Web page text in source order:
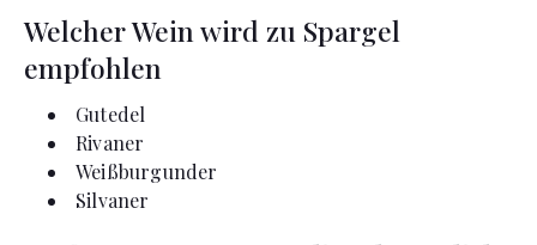
Welcher Wein wird zu Spargel
empfohlen
Gutedel
Rivaner
Weißburgunder
Silvaner